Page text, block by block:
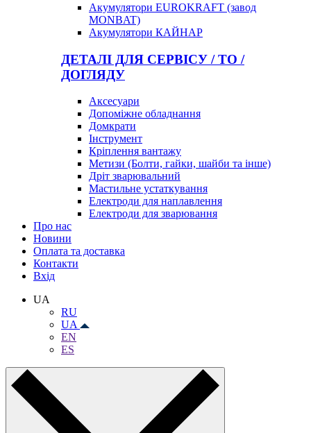
Акумулятори EUROKRAFT (завод
MONBAT)
Акумулятори КАЙНАР
ДЕТАЛІ ДЛЯ СЕРВІСУ / ТО /
ДОГЛЯДУ
Аксесуари
Допоміжне обладнання
Домкрати
Інструмент
Кріплення вантажу
Метизи (Болти, гайки, шайби та інше)
Дріт зварювальний
Мастильне устаткування
Електроди для наплавлення
Електроди для зварювання
Про нас
Новини
Оплата та доставка
Контакти
Вхiд
UA
RU
UA
EN
ES